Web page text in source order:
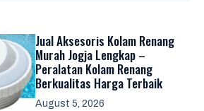
Jual Aksesoris Kolam Renang
Murah Jogja Lengkap –
Peralatan Kolam Renang
Berkualitas Harga Terbaik
August 5, 2026